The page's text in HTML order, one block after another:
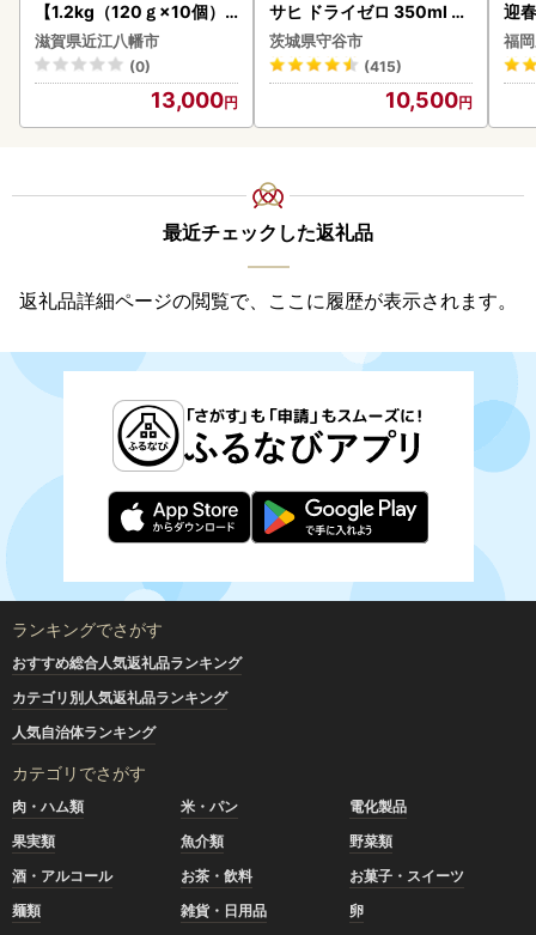
【1.2kg（120ｇ×10個）
】【AG09W】
滋賀県近江八幡市
(0)
13,000
サヒ ドライゼロ 350ml 24
本 ノンアル ビール asashi
守谷市
茨城県守谷市
(415)
10,500
迎
福
最近チェックした返礼品
返礼品詳細ページの閲覧で、ここに履歴が表示されます。
ランキングでさがす
おすすめ総合人気返礼品ランキング
カテゴリ別人気返礼品ランキング
人気自治体ランキング
カテゴリでさがす
肉・ハム類 米・パン
電化製品
果実類
魚介類
野菜類
酒・アルコール
お茶・飲料
お菓子・スイーツ
麺類
雑貨・日用品
卵